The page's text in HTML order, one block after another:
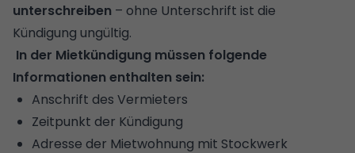
unterschreiben – ohne Unterschrift ist die
Kündigung ungültig.
In der Mietkündigung müssen folgende
Informationen enthalten sein:
Anschrift des Vermieters
Zeitpunkt der Kündigung
Adresse der Mietwohnung mit Stockwerk